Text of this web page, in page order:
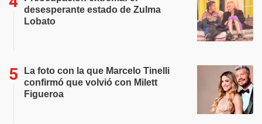
desesperante estado de Zulma
Lobato
La foto con la que Marcelo Tinelli
confirmó que volvió con Milett
Figueroa